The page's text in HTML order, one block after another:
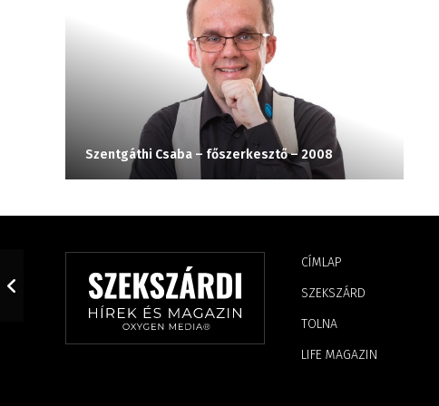
Szentgáthi Csaba – főszerkesztő – 2008
CÍMLAP
SZEKSZÁRD
TOLNA
LIFE MAGAZIN